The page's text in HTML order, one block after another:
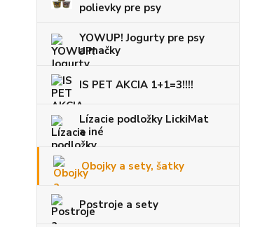
polievky pre psy
YOWUP! Jogurty pre psy
a mačky
IS PET AKCIA 1+1=3!!!!
Lízacie podložky LickiMat
a iné
Obojky a sety, šatky
Postroje a sety